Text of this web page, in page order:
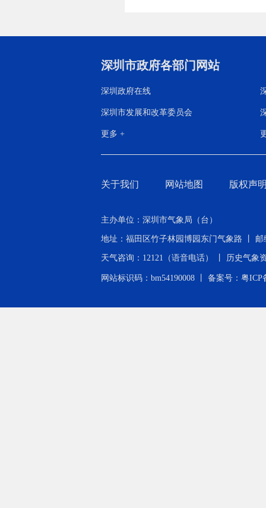
深圳市政府各部门网站
深圳政府在线
深圳市发展和改革委员会
更多 +
关于我们 网站地图 版权声
主办单位：深圳市气象局（台）
地址：福田区竹子林园博园东门气象路 丨 邮
天气咨询：12121（语音电话） 丨 历史气象
网站标识码：bm54190008 丨 备案号：粤ICP